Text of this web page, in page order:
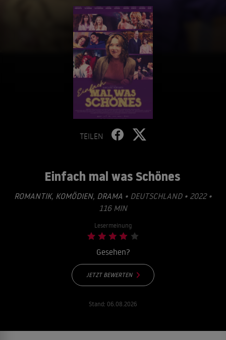
TEILEN
Einfach mal was Schönes
ROMANTIK, KOMÖDIEN, DRAMA • DEUTSCHLAND • 2022 •
116 MIN
Lesermeinung
Gesehen?
JETZT BEWERTEN
Stand: 06.08.2026